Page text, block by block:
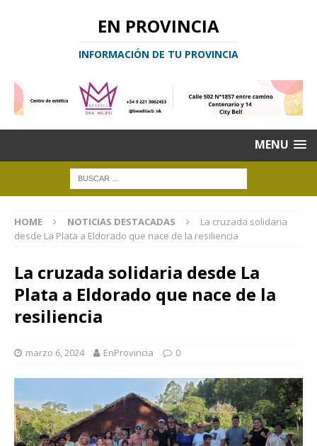
EN PROVINCIA
INFORMACIÓN DE TU PROVINCIA
MENU
HOME NOTICIAS DESTACADAS
La cruzada solidaria
desde La Plata a Eldorado que nace de la resiliencia
La cruzada solidaria desde La
Plata a Eldorado que nace de la
resiliencia
marzo 6, 2024 EnProvincia 0